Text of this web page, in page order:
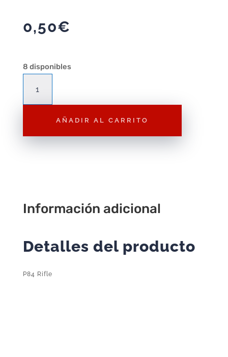
0,50€
8 disponibles
AÑADIR AL CARRITO
Información adicional
Detalles del producto
P84 Rifle